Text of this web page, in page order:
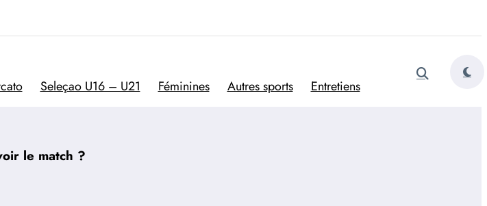
Seleçao U16 – U21 Féminines Autres sports Entretiens
le match ?